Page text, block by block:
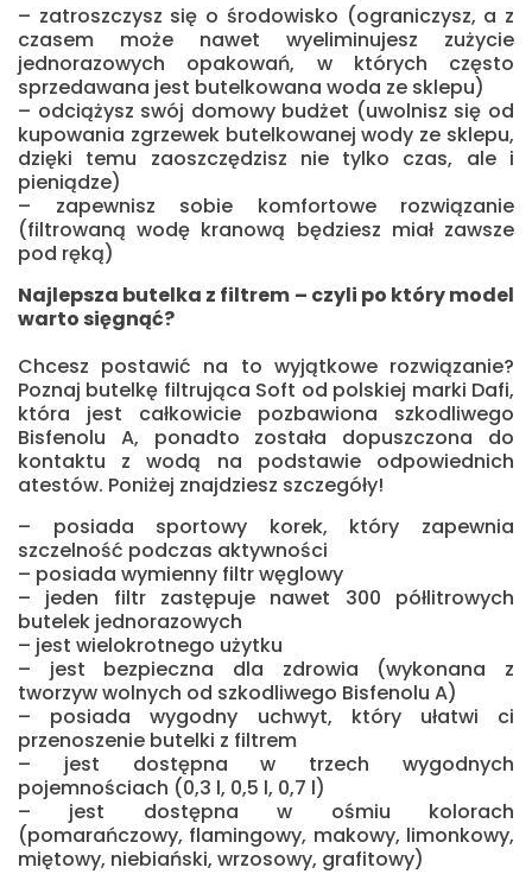
– zatroszczysz się o środowisko (ograniczysz, a z
czasem może nawet wyeliminujesz zużycie
jednorazowych opakowań, w których często
sprzedawana jest butelkowana woda ze sklepu)
– odciążysz swój domowy budżet (uwolnisz się od
kupowania zgrzewek butelkowanej wody ze sklepu,
dzięki temu zaoszczędzisz nie tylko czas, ale i
pieniądze)
– zapewnisz sobie komfortowe rozwiązanie
(filtrowaną wodę kranową będziesz miał zawsze
pod ręką)
Najlepsza butelka z filtrem – czyli po który model
warto sięgnąć?
Chcesz postawić na to wyjątkowe rozwiązanie?
Poznaj butelkę filtrująca Soft od polskiej marki Dafi,
która jest całkowicie pozbawiona szkodliwego
Bisfenolu A, ponadto została dopuszczona do
kontaktu z wodą na podstawie odpowiednich
atestów. Poniżej znajdziesz szczegóły!
– posiada sportowy korek, który zapewnia
szczelność podczas aktywności
– posiada wymienny filtr węglowy
– jeden filtr zastępuje nawet 300 półlitrowych
butelek jednorazowych
– jest wielokrotnego użytku
– jest bezpieczna dla zdrowia (wykonana z
tworzyw wolnych od szkodliwego Bisfenolu A)
– posiada wygodny uchwyt, który ułatwi ci
przenoszenie butelki z filtrem
– jest dostępna w trzech wygodnych
pojemnościach (0,3 l, 0,5 l, 0,7 l)
– jest dostępna w ośmiu kolorach
(pomarańczowy, flamingowy, makowy, limonkowy,
miętowy, niebiański, wrzosowy, grafitowy)